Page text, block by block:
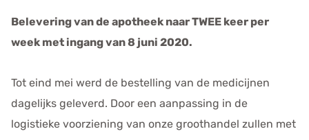
n
s
Belevering van de apotheek naar TWEE keer per
week met ingang van 8 juni 2020.
Tot eind mei werd de bestelling van de medicijnen
dagelijks geleverd. Door een aanpassing in de
logistieke voorziening van onze groothandel zullen met